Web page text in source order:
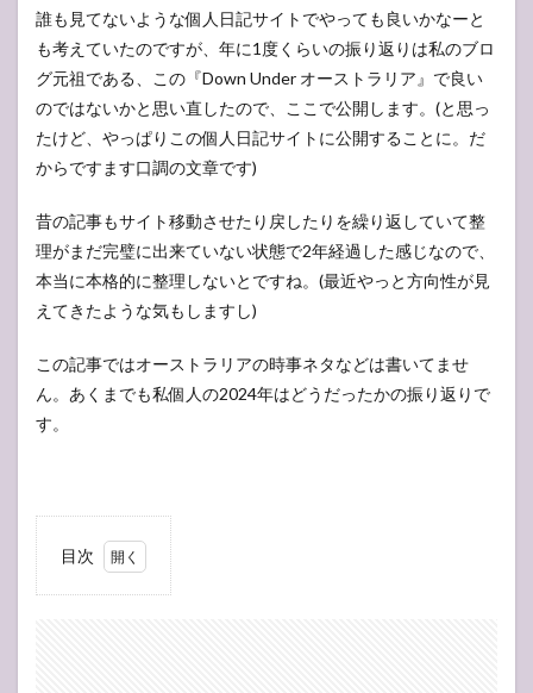
誰も見てないような個人日記サイトでやっても良いかなーと
も考えていたのですが、年に1度くらいの振り返りは私のブロ
グ元祖である、この『Down Under オーストラリア』で良い
のではないかと思い直したので、ここで公開します。(と思っ
たけど、やっぱりこの個人日記サイトに公開することに。だ
からですます口調の文章です)
昔の記事もサイト移動させたり戻したりを繰り返していて整
理がまだ完璧に出来ていない状態で2年経過した感じなので、
本当に本格的に整理しないとですね。(最近やっと方向性が見
えてきたような気もしますし)
この記事ではオーストラリアの時事ネタなどは書いてませ
ん。あくまでも私個人の2024年はどうだったかの振り返りで
す。
目次